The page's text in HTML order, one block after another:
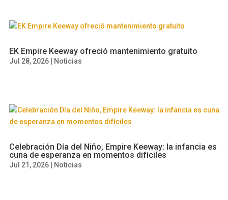
EK Empire Keeway ofreció mantenimiento gratuito
Jul 28, 2026 Noticias
Celebración Día del Niño, Empire Keeway: la infancia es
cuna de esperanza en momentos difíciles
Jul 21, 2026 Noticias